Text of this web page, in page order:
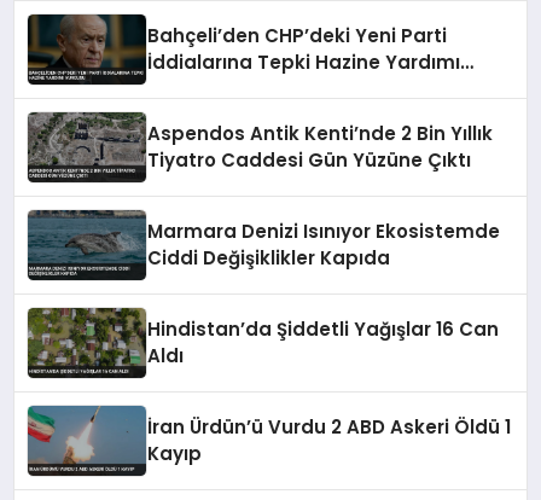
Bahçeli’den CHP’deki Yeni Parti
İddialarına Tepki Hazine Yardımı
Aspendos Antik Kenti’nde 2 Bin Yıllık
Tiyatro Caddesi Gün Yüzüne Çıktı
Marmara Denizi Isınıyor Ekosistemde
Ciddi Değişiklikler Kapıda
Hindistan’da Şiddetli Yağışlar 16 Can
Aldı
İran Ürdün’ü Vurdu 2 ABD Askeri Öldü 1
Kayıp